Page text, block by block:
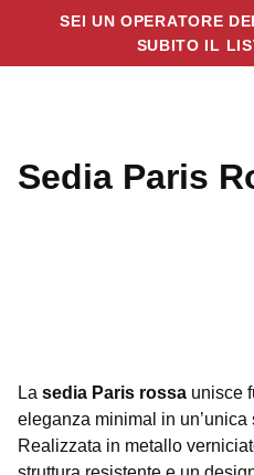
SEI UN OPERATORE
SUBITO IL
Sedia Paris
La sedia Paris rossa unisce
eleganza minimal in un’unica
Realizzata in metallo